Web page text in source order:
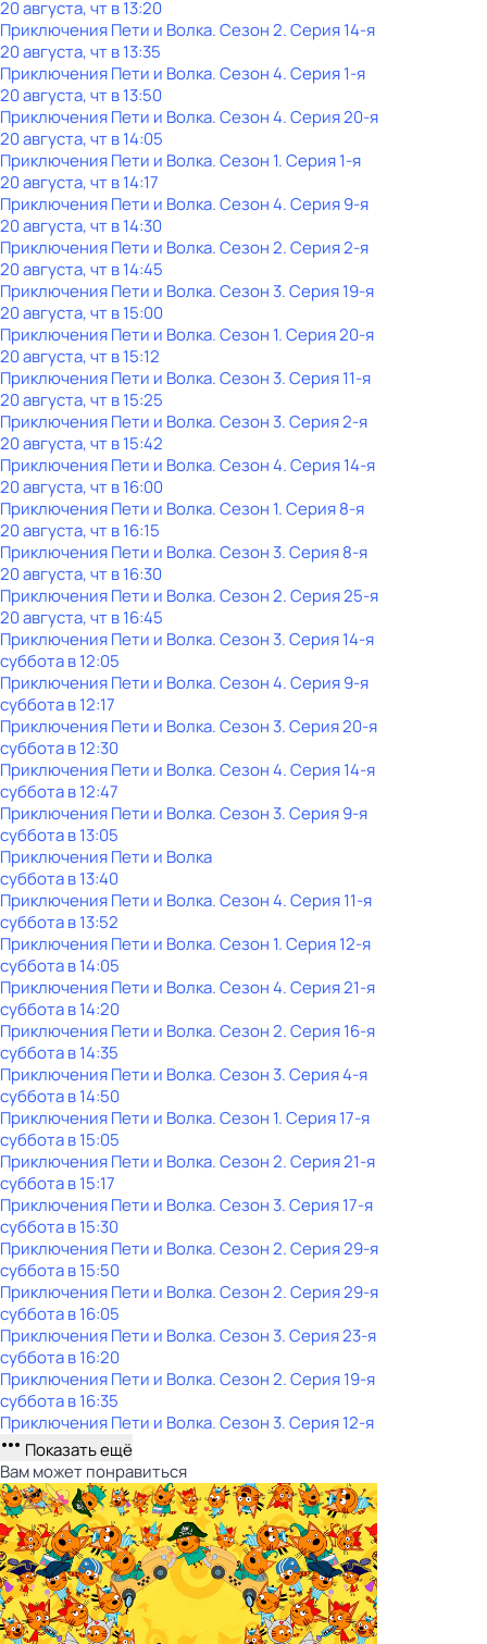
20 августа, чт в 13:20
Приключения Пети и Волка. Сезон 2. Серия 14-я
20 августа, чт в 13:35
Приключения Пети и Волка. Сезон 4. Серия 1-я
20 августа, чт в 13:50
Приключения Пети и Волка. Сезон 4. Серия 20-я
20 августа, чт в 14:05
Приключения Пети и Волка. Сезон 1. Серия 1-я
20 августа, чт в 14:17
Приключения Пети и Волка. Сезон 4. Серия 9-я
20 августа, чт в 14:30
Приключения Пети и Волка. Сезон 2. Серия 2-я
20 августа, чт в 14:45
Приключения Пети и Волка. Сезон 3. Серия 19-я
20 августа, чт в 15:00
Приключения Пети и Волка. Сезон 1. Серия 20-я
20 августа, чт в 15:12
Приключения Пети и Волка. Сезон 3. Серия 11-я
20 августа, чт в 15:25
Приключения Пети и Волка. Сезон 3. Серия 2-я
20 августа, чт в 15:42
Приключения Пети и Волка. Сезон 4. Серия 14-я
20 августа, чт в 16:00
Приключения Пети и Волка. Сезон 1. Серия 8-я
20 августа, чт в 16:15
Приключения Пети и Волка. Сезон 3. Серия 8-я
20 августа, чт в 16:30
Приключения Пети и Волка. Сезон 2. Серия 25-я
20 августа, чт в 16:45
Приключения Пети и Волка. Сезон 3. Серия 14-я
субботав12:05
Приключения Пети и Волка. Сезон 4. Серия 9-я
субботав12:17
Приключения Пети и Волка. Сезон 3. Серия 20-я
субботав12:30
Приключения Пети и Волка. Сезон 4. Серия 14-я
субботав12:47
Приключения Пети и Волка. Сезон 3. Серия 9-я
субботав13:05
Приключения Пети и Волка
субботав13:40
Приключения Пети и Волка. Сезон 4. Серия 11-я
субботав13:52
Приключения Пети и Волка. Сезон 1. Серия 12-я
субботав14:05
Приключения Пети и Волка. Сезон 4. Серия 21-я
субботав14:20
Приключения Пети и Волка. Сезон 2. Серия 16-я
субботав14:35
Приключения Пети и Волка. Сезон 3. Серия 4-я
субботав14:50
Приключения Пети и Волка. Сезон 1. Серия 17-я
субботав15:05
Приключения Пети и Волка. Сезон 2. Серия 21-я
субботав15:17
Приключения Пети и Волка. Сезон 3. Серия 17-я
субботав15:30
Приключения Пети и Волка. Сезон 2. Серия 29-я
субботав15:50
Приключения Пети и Волка. Сезон 2. Серия 29-я
субботав16:05
Приключения Пети и Волка. Сезон 3. Серия 23-я
субботав16:20
Приключения Пети и Волка. Сезон 2. Серия 19-я
субботав16:35
Приключения Пети и Волка. Сезон 3. Серия 12-я
Показать ещё
Вам может понравиться